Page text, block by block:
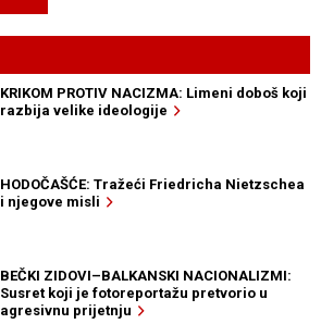
KRIKOM PROTIV NACIZMA: Limeni doboš koji
razbija velike ideologije
HODOČAŠĆE: Tražeći Friedricha Nietzschea
i njegove misli
BEČKI ZIDOVI–BALKANSKI NACIONALIZMI:
Susret koji je fotoreportažu pretvorio u
agresivnu prijetnju